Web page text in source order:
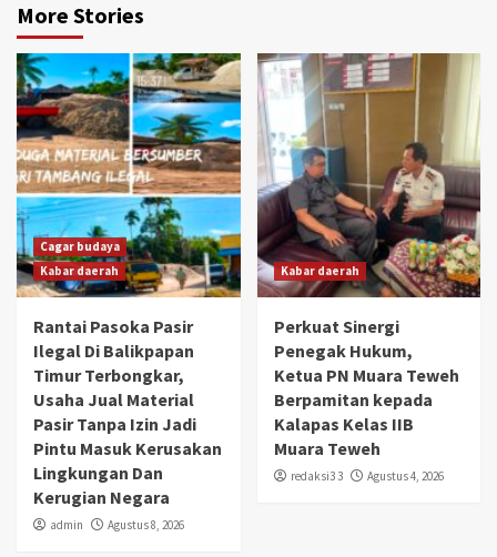
More Stories
Cagar budaya
Kabar daerah
Rantai Pasoka Pasir
Ilegal Di Balikpapan
Timur Terbongkar,
Usaha Jual Material
Pasir Tanpa Izin Jadi
Pintu Masuk Kerusakan
Lingkungan Dan
Kerugian Negara
admin Agustus 8, 2026
Kabar daerah
Perkuat Sinergi
Penegak Hukum,
Ketua PN Muara Teweh
Berpamitan kepada
Kalapas Kelas IIB
Muara Teweh
redaksi3 3 Agustus 4, 2026